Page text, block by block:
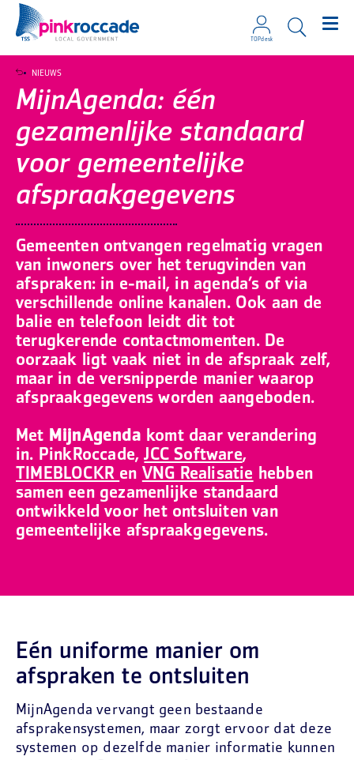
TOPdesk
MijnAgenda: één
gezamenlijke standaard
voor gemeentelijke
afspraakgegevens
Gemeenten ontvangen regelmatig vragen
van inwoners over het terugvinden van
afspraken: in e-mail, in agenda’s of via
verschillende online kanalen. Ook aan de
balie en telefoon leidt dit tot
terugkerende contactmomenten. De
oorzaak ligt vaak niet in de afspraak zelf,
maar in de versnipperde manier waarop
afspraakgegevens worden aangeboden.
Met MijnAgenda komt daar verandering
in. PinkRoccade,JCC Software,
TIMEBLOCKR en VNG Realisatie hebben
samen een gezamenlijke standaard
ontwikkeld voor het ontsluiten van
gemeentelijke afspraakgegevens.
NIEUWS
Eén uniforme manier om
afspraken te ontsluiten
MijnAgenda vervangt geen bestaande
afsprakensystemen, maar zorgt ervoor dat deze
systemen op dezelfde manier informatie kunnen